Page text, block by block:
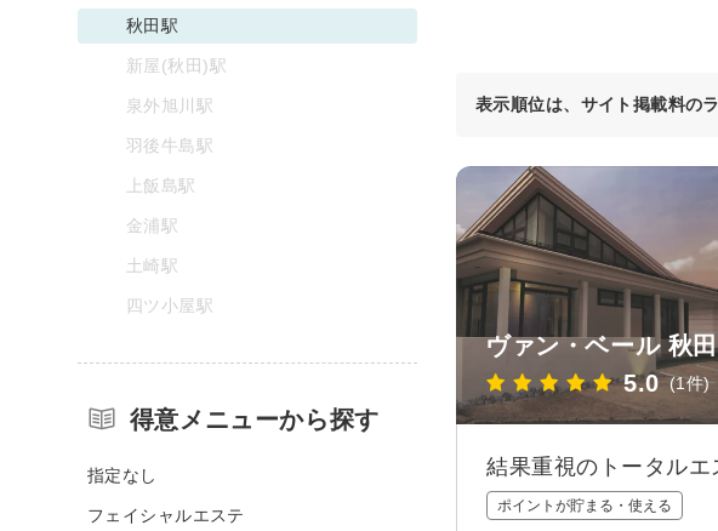
表示順位は、サイト掲載料の
ヴァン・ベール 秋
5.0 (1件)
結果重視のトータル
ポイントが貯まる・使える
秋田駅
新屋(秋田)駅
泉外旭川駅
羽後牛島駅
上飯島駅
金浦駅
土崎駅
四ツ小屋駅
得意メニューから探す
指定なし
フェイシャルエステ